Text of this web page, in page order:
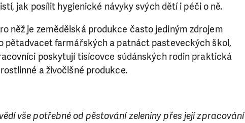
jak posílit hygienické návyky svých dětí i péči o ně.
něž je zemědělská produkce často jediným zdrojem
pětadvacet farmářských a patnáct pasteveckých škol,
poskytují tisícovce súdánských rodin praktická
a živočišné produkce.
vše potřebné od pěstování zeleniny přes její zpracování